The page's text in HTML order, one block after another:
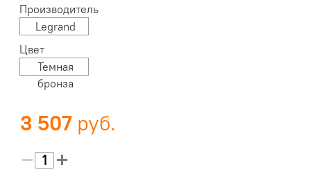
Производитель
Legrand
Цвет
Темная
бронза
3 507